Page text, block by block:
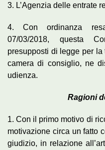
3. L’Agenzia delle entrate
4. Con ordinanza
07/03/2018, questa
presupposti di legge per
camera di consiglio, ne
udienza.
Ragioni
1. Con il primo motivo di
motivazione circa un fatto
giudizio, in relazione